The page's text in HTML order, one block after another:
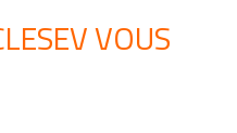
VOUS